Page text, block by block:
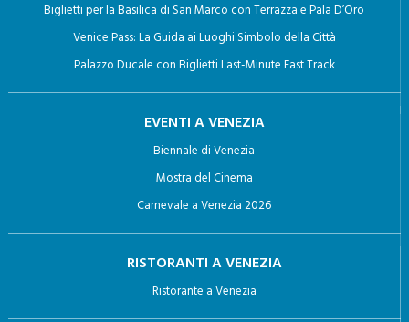
Biglietti per la Basilica di San Marco con Terrazza e Pala D’Oro
Venice Pass: La Guida ai Luoghi Simbolo della Città
Palazzo Ducale con Biglietti Last-Minute Fast Track
EVENTI A VENEZIA
Biennale di Venezia
Mostra del Cinema
Carnevale a Venezia 2026
RISTORANTI A VENEZIA
Ristorante a Venezia